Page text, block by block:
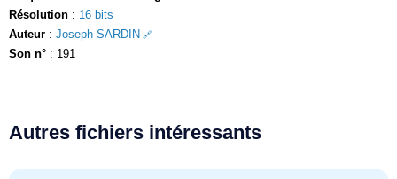
Résolution : 16 bits
Auteur : Joseph SARDIN
Son n° : 191
Autres fichiers intéressants